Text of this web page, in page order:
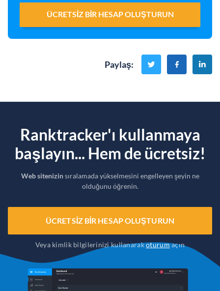
ÜCRETSIZ BIR HESAP OLUŞTURUN
Paylaş:
Ranktracker'ı kullanmaya
başlayın... Hem de ücretsiz!
Web sitenizinsıralamada yükselmesini engelleyen şeyin ne
olduğunu öğrenin.
ÜCRETSIZ BIR HESAP OLUŞTURUN
Veya kimlik bilgilerinizi kullanarakoturumaçın